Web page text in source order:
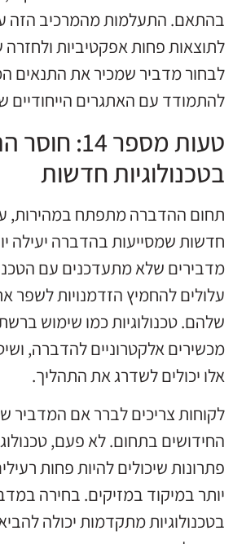
בהתאם. התעלמות מהמרכיב הזה
לתוצאות פחות אפקטיביות
לבחור מדביר שמכיר את התנאים
להתמודד עם האתגרים הייחודיים
טעות מספר
בטכנולוגיות חדשות
תחום ההדברה מתפתח במהירות,
חדשות שמסייעות בהדברה יעילה
מדבירים שלא מתעדכנים עם
עלולים להחמיץ הזדמנויות לשפר
שלהם. טכנולוגיות כמו שימוש
מכשירים אלקטרוניים להדברה,
אלו יכולים לשדרג את התהליך.
לקוחות צריכים לברר אם
החידושים בתחום. לא פעם,
פתרונות שיכולים להיות פחות
יותר במיקוד במזיקים. בחירה
בטכנולוגיות מתקדמות יכולה